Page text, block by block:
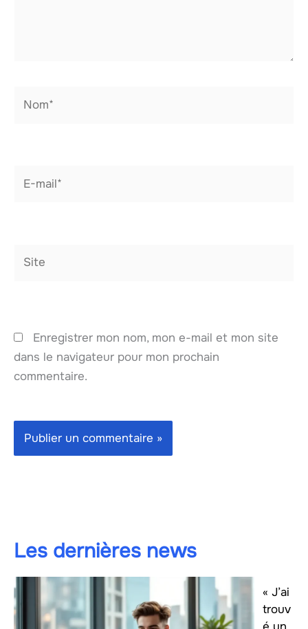
Enregistrer mon nom, mon e-mail et mon site
dans le navigateur pour mon prochain
commentaire.
Les dernières news
« J’ai
trouv